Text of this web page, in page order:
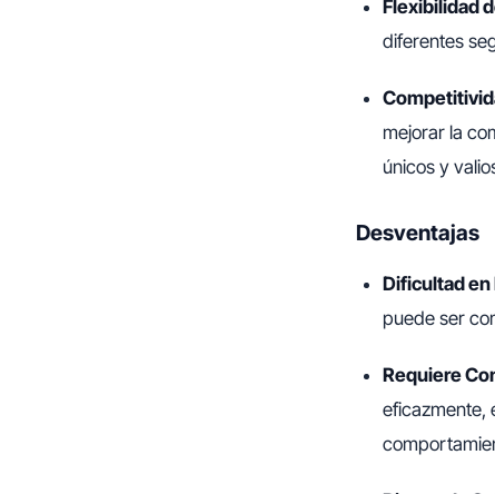
Flexibilidad
diferentes
mejorar la
únicos y
Desventajas
Dificultad en
puede ser
Requiere
eficazmente,